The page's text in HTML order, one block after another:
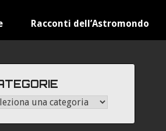
Racconti dell’Astromondo